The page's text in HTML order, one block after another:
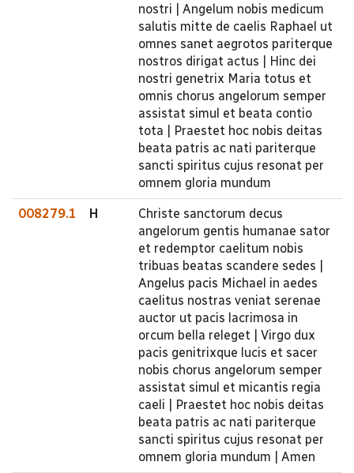
nostri | Angelum nobis medicum
salutis mitte de caelis Raphael ut
omnes sanet aegrotos pariterque
nostros dirigat actus | Hinc dei
nostri genetrix Maria totus et
omnis chorus angelorum semper
assistat simul et beata contio
tota | Praestet hoc nobis deitas
beata patris ac nati pariterque
sancti spiritus cujus resonat per
omnem gloria mundum
008279.1 H
Christe sanctorum decus
angelorum gentis humanae sator
et redemptor caelitum nobis
tribuas beatas scandere sedes |
Angelus pacis Michael in aedes
caelitus nostras veniat serenae
auctor ut pacis lacrimosa in
orcum bella releget | Virgo dux
pacis genitrixque lucis et sacer
nobis chorus angelorum semper
assistat simul et micantis regia
caeli | Praestet hoc nobis deitas
beata patris ac nati pariterque
sancti spiritus cujus resonat per
omnem gloria mundum | Amen